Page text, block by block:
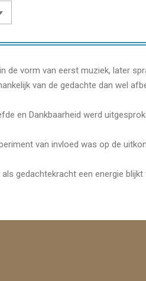
vorm van eerst muziek, later
van de gedachte dan wel
en Dankbaarheid werd
van invloed was op de
gedachtekracht een energie blijkt